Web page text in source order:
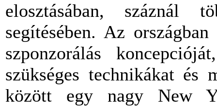
elosztásában, száznál
segítésében. Az
szponzorálás
szükséges technikákat és
között egy nagy New